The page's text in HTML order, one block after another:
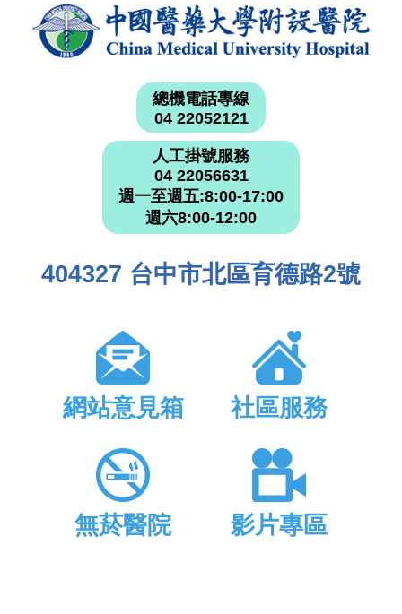
總機電話專線
04 22052121
人工掛號服務
04 22056631
週一至週五:8:00-17:00
週六8:00-12:00
404327 台中市北區育德路2號
網站意見箱 社區服務
無菸醫院 影片專區